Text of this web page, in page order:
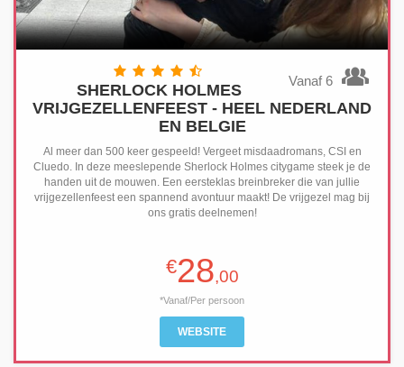
Vanaf 6
SHERLOCK HOLMES
VRIJGEZELLENFEEST - HEEL NEDERLAND
EN BELGIE
Al meer dan 500 keer gespeeld! Vergeet misdaadromans, CSI en
Cluedo. In deze meeslepende Sherlock Holmes citygame steek je de
handen uit de mouwen. Een eersteklas breinbreker die van jullie
vrijgezellenfeest een spannend avontuur maakt! De vrijgezel mag bij
ons gratis deelnemen!
€28,00
*Vanaf/Per persoon
WEBSITE